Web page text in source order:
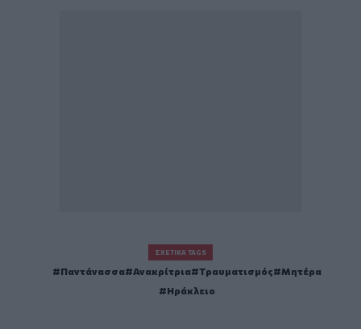
ΣΧΕΤΙΚΆ TAGS
Παντάνασσα Ανακρίτρια Τραυματισμός
Μητέρα
Ηράκλειο